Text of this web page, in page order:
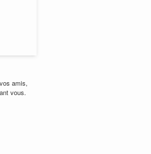
amis,
vous.